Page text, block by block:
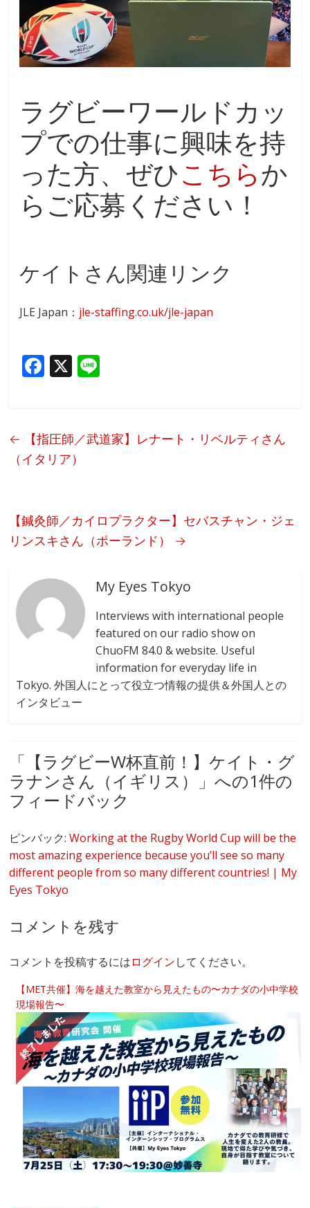
ラグビーワールドカッ
プでの仕事に興味を持
った方、ぜひこちらか
らご応募ください！
ケイトさん関連リンク
JLE Japan： jle-staffing.co.uk/jle-japan
F
b
o
X
←
【指圧師／武道家】レナート・リベルティさん
（イタリア）
【鍼灸師／カイロプラクター】セバスチャン・ジェ
リンスキさん（ポーランド） →
My Eyes Tokyo
Interviews with international people
featured on our radio show on
ChuoFM 84.0 & website. Useful
information for everyday life in
Tokyo. 外国人にとって役立つ情報の提供＆外国人との
インタビュー
「 【ラグビーW杯直前！】ケイト・グ
ラナンさん（イギリス）
」への1件の
フィードバック
ピンバック:Working at the Rugby World Cup will be the
most amazing experience because you’ll see so many
different people from so many different countries! | My
Eyes Tokyo
コメントを残す
コメントを投稿するにはログインしてください。
【MET共催】海を越えた教室から見えたもの〜カナダの小中学校
現場報告〜